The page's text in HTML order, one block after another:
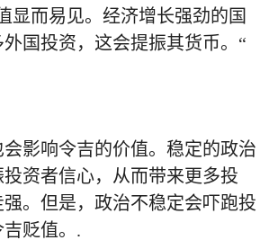
显而易见。经济增长强劲的国
国投资，这会提振其货币。“
影响令吉的价值。稳定的政治
资者信心，从而带来更多投
。但是，政治不稳定会吓跑投
贬值。.